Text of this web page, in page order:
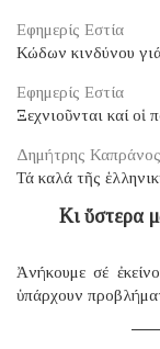
Εφημερίς Εστία
Κώδων κινδύνου
Εφημερίς Εστία
Ξεχνιοῦνται καί οἱ
Δημήτρης Καπράνος
Τά καλά τῆς
Κι ὕστερα
Ἀνήκουμε σέ
ὑπάρχουν